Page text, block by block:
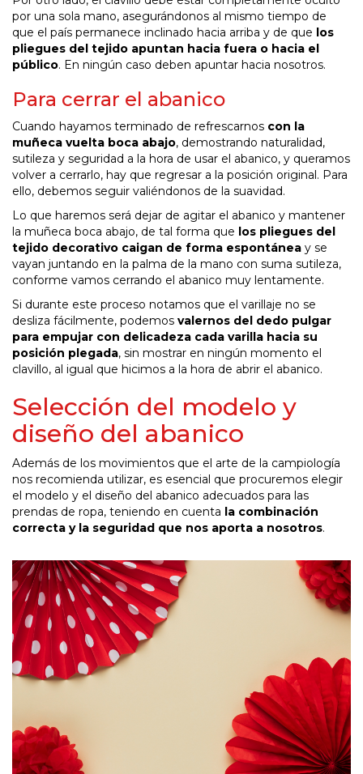
por una sola mano, asegurándonos al mismo tiempo de
que el país permanece inclinado hacia arriba y de que los
pliegues del tejido apuntan hacia fuera o hacia el
público. En ningún caso deben apuntar hacia nosotros.
Para cerrar el abanico
Cuando hayamos terminado de refrescarnos con la
muñeca vuelta boca abajo, demostrando naturalidad,
sutileza y seguridad a la hora de usar el abanico, y queramos
volver a cerrarlo, hay que regresar a la posición original. Para
ello, debemos seguir valiéndonos de la suavidad.
Lo que haremos será dejar de agitar el abanico y mantener
la muñeca boca abajo, de tal forma que los pliegues del
tejido decorativo caigan de forma espontánea y se
vayan juntando en la palma de la mano con suma sutileza,
conforme vamos cerrando el abanico muy lentamente.
Si durante este proceso notamos que el varillaje no se
desliza fácilmente, podemos valernos del dedo pulgar
para empujar con delicadeza cada varilla hacia su
posición plegada, sin mostrar en ningún momento el
clavillo, al igual que hicimos a la hora de abrir el abanico.
Selección del modelo y
diseño del abanico
Además de los movimientos que el arte de la campiología
nos recomienda utilizar, es esencial que procuremos elegir
el modelo y el diseño del abanico adecuados para las
prendas de ropa, teniendo en cuenta la combinación
correcta y la seguridad que nos aporta a nosotros.